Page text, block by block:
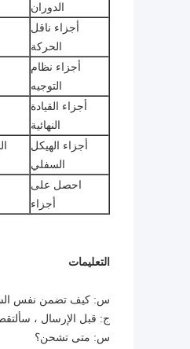
الدوران
أجزاء ناقل
الحركة
أجزاء نظام
التوجيه
أجزاء القيادة
النهائية
أجزاء الهيكل
السفلي
احصل على
أجزاء
التعليمات
س: كيف تضمن نفس
ج: قبل الإرسال ،
س: متى تشحن؟